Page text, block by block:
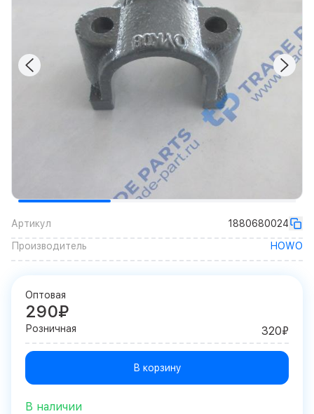
Артикул
1880680024
Производитель
HOWO
Оптовая
290₽
Розничная 320₽
В корзину
В наличии